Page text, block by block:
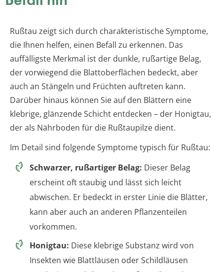
Rußtau zeigt sich durch charakteristische Symptome,
die Ihnen helfen, einen Befall zu erkennen. Das
auffälligste Merkmal ist der dunkle, rußartige Belag,
der vorwiegend die Blattoberflächen bedeckt, aber
auch an Stängeln und Früchten auftreten kann.
Darüber hinaus können Sie auf den Blättern eine
klebrige, glänzende Schicht entdecken – der Honigtau,
der als Nährboden für die Rußtaupilze dient.
Im Detail sind folgende Symptome typisch für Rußtau:
Schwarzer, rußartiger Belag: Dieser Belag
erscheint oft staubig und lässt sich leicht
abwischen. Er bedeckt in erster Linie die Blätter,
kann aber auch an anderen Pflanzenteilen
vorkommen.
Honigtau: Diese klebrige Substanz wird von
Insekten wie Blattläusen oder Schildläusen